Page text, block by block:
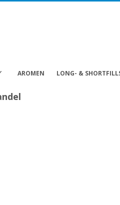
AROMEN LONG- &